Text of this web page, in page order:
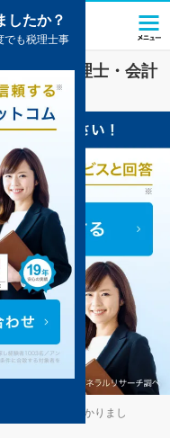
を扱う税理士・会計
務所が3件見つかりまし
したか？
でも税理士事